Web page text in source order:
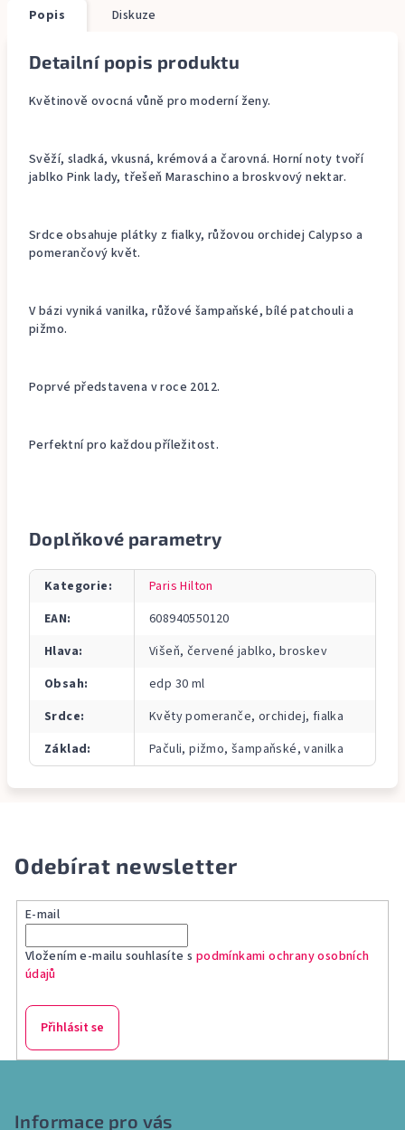
Popis Diskuze
Detailní popis produktu
Květinově ovocná vůně pro moderní ženy.
Svěží, sladká, vkusná, krémová a čarovná. Horní noty tvoří
jablko Pink lady, třešeň Maraschino a broskvový nektar.
Srdce obsahuje plátky z fialky, růžovou orchidej Calypso a
pomerančový květ.
V bázi vyniká vanilka, růžové šampaňské, bílé patchouli a
pižmo.
Poprvé představena v roce 2012.
Perfektní pro každou příležitost.
Doplňkové parametry
Kategorie:
Paris Hilton
EAN:
608940550120
Hlava:
Višeň, červené jablko, broskev
Obsah:
edp 30 ml
Srdce:
Květy pomeranče, orchidej, fialka
Základ: Pačuli, pižmo, šampaňské, vanilka
Odebírat newsletter
E-mail
Vložením e-mailu souhlasíte s podmínkami ochrany osobních
údajů
Přihlásit se
Informace pro vás